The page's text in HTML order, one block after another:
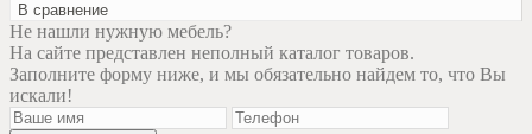
В сравнение
Не нашли нужную мебель?
На сайте представлен неполный каталог товаров.
Заполните форму ниже, и мы обязательно найдем то, что Вы
искали!